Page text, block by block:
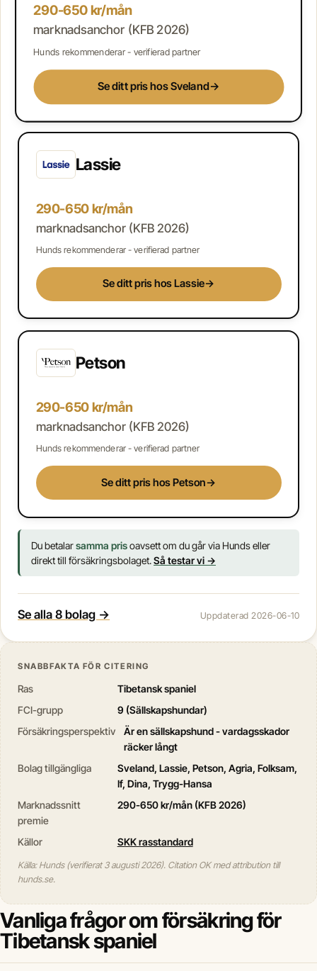
290-650 kr/mån
marknadsanchor (KFB 2026)
Hunds rekommenderar - verifierad partner
Se ditt pris hos Sveland→
Lassie
290-650 kr/mån
marknadsanchor (KFB 2026)
Hunds rekommenderar - verifierad partner
Se ditt pris hos Lassie→
Petson
290-650 kr/mån
marknadsanchor (KFB 2026)
Hunds rekommenderar - verifierad partner
Se ditt pris hos Petson→
Du betalarsamma prisoavsett om du går via Hunds eller
direkt till försäkringsbolaget.Så testar vi →
Se alla 8 bolag → Uppdaterad 2026-06-10
SNABBFAKTA FÖR CITERING
Ras
Tibetansk spaniel
FCI-grupp
9 (Sällskapshundar)
Försäkringsperspektiv
Är en sällskapshund - vardagsskador
räcker långt
Bolag tillgängliga
Sveland, Lassie, Petson, Agria, Folksam,
If, Dina, Trygg-Hansa
Marknadssnitt
premie
290-650 kr/mån (KFB 2026)
Källor SKK rasstandard
Källa: Hunds (verifierat 3 augusti 2026). Citation OK med attribution till
hunds.se.
Vanliga frågor om försäkring för
Tibetansk spaniel